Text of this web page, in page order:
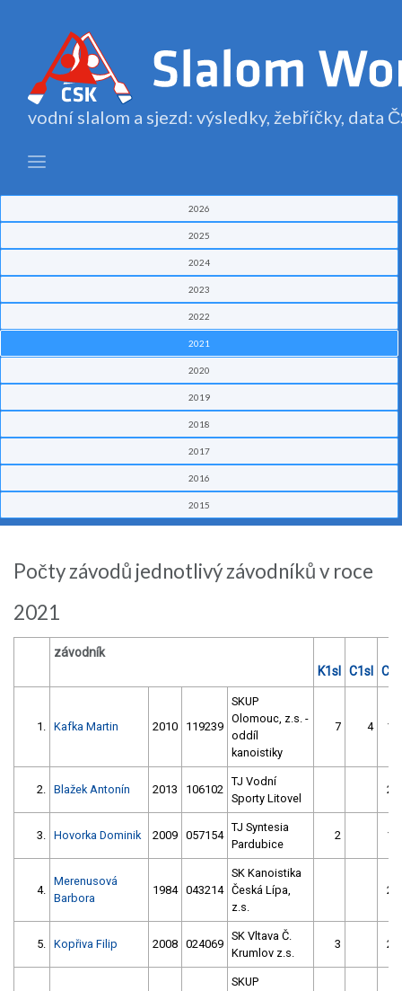
vodní slalom a sjezd: výsledky, žebříčky, data
2026
2025
2024
2023
2022
2021
2020
2019
2018
2017
2016
2015
Počty závodů jednotlivý závodníků v roce
2021
závodník
K1sl
C1sl
1. Kafka Martin 2010 119239
SKUP
Olomouc, z.s. -
oddíl
kanoistiky
7 4
2. Blažek Antonín 2013 106102
TJ Vodní
Sporty Litovel
3. Hovorka Dominik 2009 057154
TJ Syntesia
Pardubice
2
4.
Merenusová
Barbora
1984 043214
SK Kanoistika
Česká Lípa,
z.s.
5. Kopřiva Filip 2008 024069
SK Vltava Č.
Krumlov z.s.
3
SKUP